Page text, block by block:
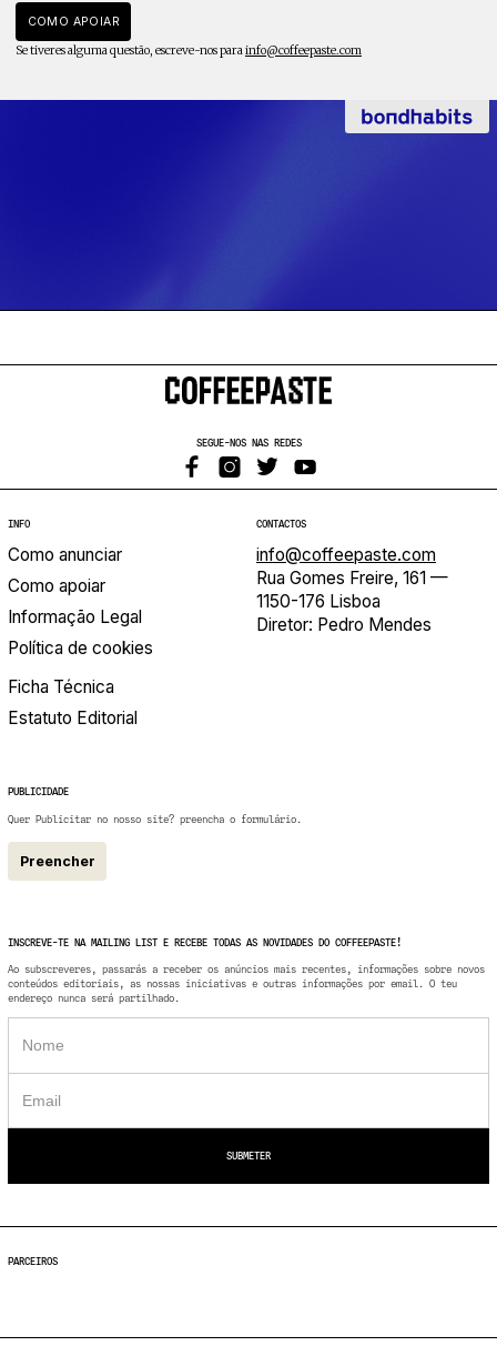
COMO APOIAR
Se tiveres alguma questão, escreve-nos para info@coffeepaste.com
SEGUE-NOS NAS REDES
INFO
Como anunciar
Como apoiar
Informação Legal
Política de cookies
Ficha Técnica
Estatuto Editorial
CONTACTOS
info@coffeepaste.com
Rua Gomes Freire, 161 —
1150-176 Lisboa
Diretor: Pedro Mendes
PUBLICIDADE
Quer Publicitar no nosso site? preencha o formulário.
Preencher
INSCREVE-TE NA MAILING LIST E RECEBE TODAS AS NOVIDADES DO COFFEEPASTE!
Ao subscreveres, passarás a receber os anúncios mais recentes, informações sobre novos
conteúdos editoriais, as nossas iniciativas e outras informações por email. O teu
endereço nunca será partilhado.
PARCEIROS